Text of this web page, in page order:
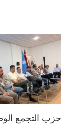
حزب التجمع